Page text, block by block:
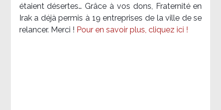
étaient désertes… Grâce à vos dons, Fraternité en
Irak a déjà permis à 19 entreprises de la ville de se
relancer. Merci ! Pour en savoir plus, cliquez ici !